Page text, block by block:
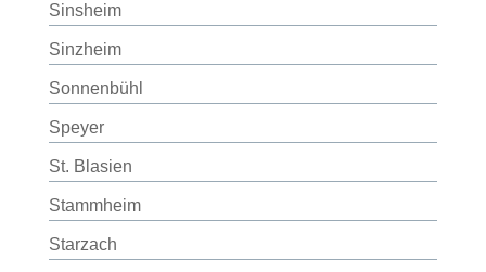
Sinsheim
Sinzheim
Sonnenbühl
Speyer
St. Blasien
Stammheim
Starzach